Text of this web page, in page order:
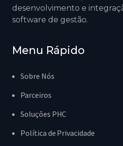
desenvolvimento e
software de gestão.
Menu Rápido
Sobre Nós
Parceiros
Soluções PHC
Política de Privacidade